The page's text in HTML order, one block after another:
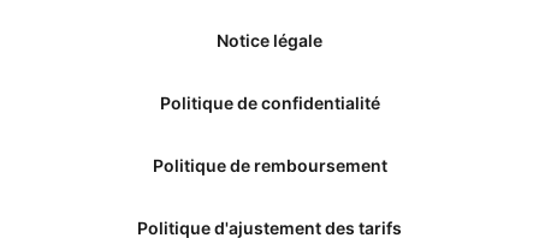
Notice légale
Politique de confidentialité
Politique de remboursement
Politique d'ajustement des tarifs